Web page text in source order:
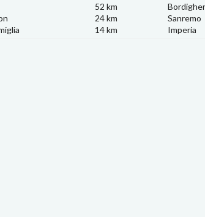
52 km
24 km
14 km
Sanremo
Imperia